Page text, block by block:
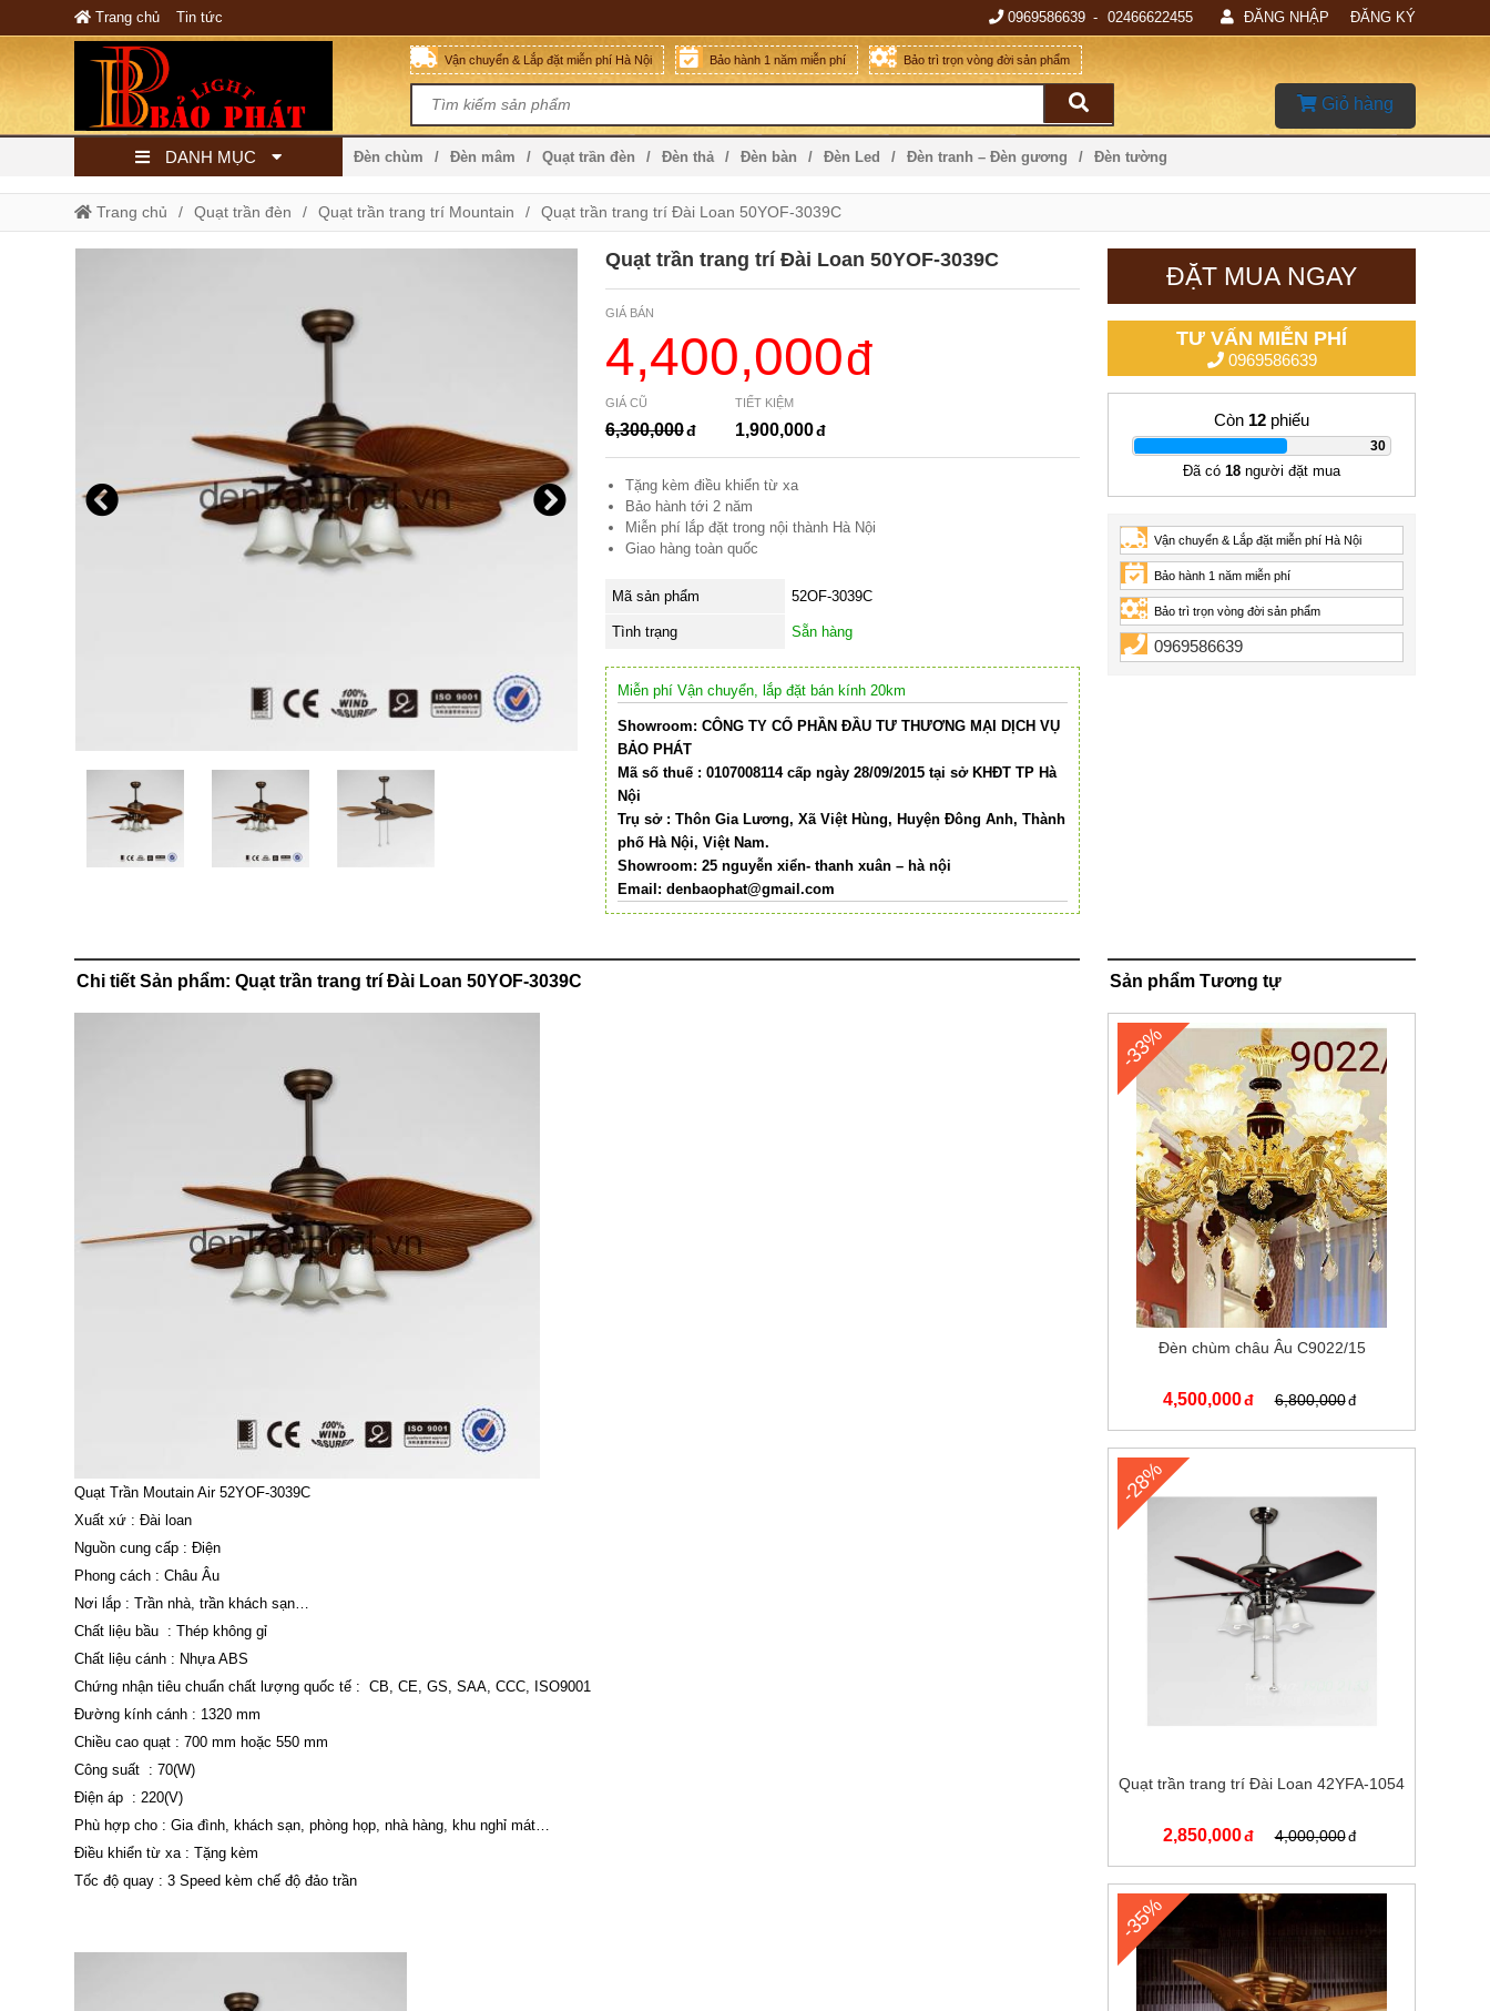
Trang chủ Tin tức 0969586639 02466622455 ĐĂNG NHẬP ĐĂNG KÝ
Vận chuyển & Lắp đặt miễn phí Hà Nội Bảo hành 1 năm miễn phí Bảo trì trọn vòng đời sản phẩm
Giỏ hàng
DANH MỤC Đèn chùm Đèn mâm Quạt trần đèn Đèn thả Đèn bàn Đèn Led Đèn tranh – Đèn gương Đèn tường
Trang chủ Quạt trần đèn Quạt trần trang trí Mountain Quạt trần trang trí Đài Loan 50YOF-3039C
Quạt trần trang trí Đài Loan 50YOF-3039C
GIÁ BÁN
4,400,000
GIÁ CŨ
6,300,000
TIẾT KIỆM
1,900,000
Tặng kèm điều khiển từ xa
Bảo hành tới 2 năm
Miễn phí lắp đặt trong nội thành Hà Nội
Giao hàng toàn quốc
Mã sản phẩm 52OF-3039C
Tình trạng Sẵn hàng
Miễn phí Vận chuyển, lắp đặt bán kính 20km
Showroom: CÔNG TY CỔ PHẦN ĐẦU TƯ THƯƠNG MẠI DỊCH VỤ
BẢO PHÁT
Mã số thuế : 0107008114 cấp ngày 28/09/2015 tại sở KHĐT TP Hà
Nội
Trụ sở : Thôn Gia Lương, Xã Việt Hùng, Huyện Đông Anh, Thành
phố Hà Nội, Việt Nam.
Showroom: 25 nguyễn xiển- thanh xuân – hà nội
Email: denbaophat@gmail.com
ĐẶT MUA NGAY
TƯ VẤN MIỄN PHÍ
0969586639
Còn 12 phiếu
30
|
Đã có18 người đặt mua
Vận chuyển & Lắp đặt miễn phí Hà Nội
Bảo hành 1 năm miễn phí
Bảo trì trọn vòng đời sản phẩm
0969586639
Chi tiết Sản phẩm: Quạt trần trang trí Đài Loan 50YOF-3039C
Quạt Trần Moutain Air 52YOF-3039C
Xuất xứ : Đài loan
Nguồn cung cấp : Điện
Phong cách : Châu Âu
Nơi lắp : Trần nhà, trần khách sạn…
Chất liệu bầu : Thép không gỉ
Chất liệu cánh : Nhựa ABS
Chứng nhận tiêu chuẩn chất lượng quốc tế : CB, CE, GS, SAA, CCC, ISO9001
Đường kính cánh : 1320 mm
Chiều cao quạt : 700 mm hoặc 550 mm
Công suất : 70(W)
Điện áp : 220(V)
Phù hợp cho : Gia đình, khách sạn, phòng họp, nhà hàng, khu nghỉ mát…
Điều khiển từ xa : Tặng kèm
Tốc độ quay : 3 Speed kèm chế độ đảo trần
Sản phẩm Tương tự
-33%
Đèn chùm châu Âu C9022/15
4,500,000 6,800,000
-28%
Quạt trần trang trí Đài Loan 42YFA-1054
2,850,000 4,000,000
-35%